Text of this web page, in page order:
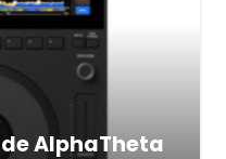
AlphaTheta